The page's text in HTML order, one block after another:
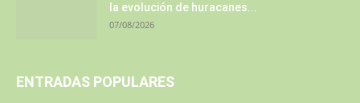
la evolución de huracanes...
07/08/2026
ENTRADAS POPULARES